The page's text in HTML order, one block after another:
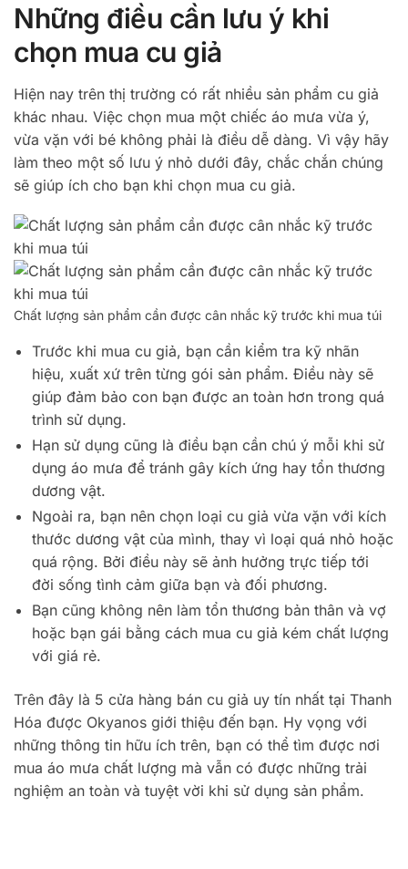
Những điều cần lưu ý khi
chọn mua cu giả
Hiện nay trên thị trường có rất nhiều sản phẩm cu giả
khác nhau. Việc chọn mua một chiếc áo mưa vừa ý,
vừa vặn với bé không phải là điều dễ dàng. Vì vậy hãy
làm theo một số lưu ý nhỏ dưới đây, chắc chắn chúng
sẽ giúp ích cho bạn khi chọn mua cu giả.
Chất lượng sản phẩm cần được cân nhắc kỹ trước khi mua túi
Trước khi mua cu giả, bạn cần kiểm tra kỹ nhãn
hiệu, xuất xứ trên từng gói sản phẩm. Điều này sẽ
giúp đảm bảo con bạn được an toàn hơn trong quá
trình sử dụng.
Hạn sử dụng cũng là điều bạn cần chú ý mỗi khi sử
dụng áo mưa để tránh gây kích ứng hay tổn thương
dương vật.
Ngoài ra, bạn nên chọn loại cu giả vừa vặn với kích
thước dương vật của mình, thay vì loại quá nhỏ hoặc
quá rộng. Bởi điều này sẽ ảnh hưởng trực tiếp tới
đời sống tình cảm giữa bạn và đối phương.
Bạn cũng không nên làm tổn thương bản thân và vợ
hoặc bạn gái bằng cách mua cu giả kém chất lượng
với giá rẻ.
Trên đây là 5 cửa hàng bán cu giả uy tín nhất tại Thanh
Hóa được Okyanos giới thiệu đến bạn. Hy vọng với
những thông tin hữu ích trên, bạn có thể tìm được nơi
mua áo mưa chất lượng mà vẫn có được những trải
nghiệm an toàn và tuyệt vời khi sử dụng sản phẩm.